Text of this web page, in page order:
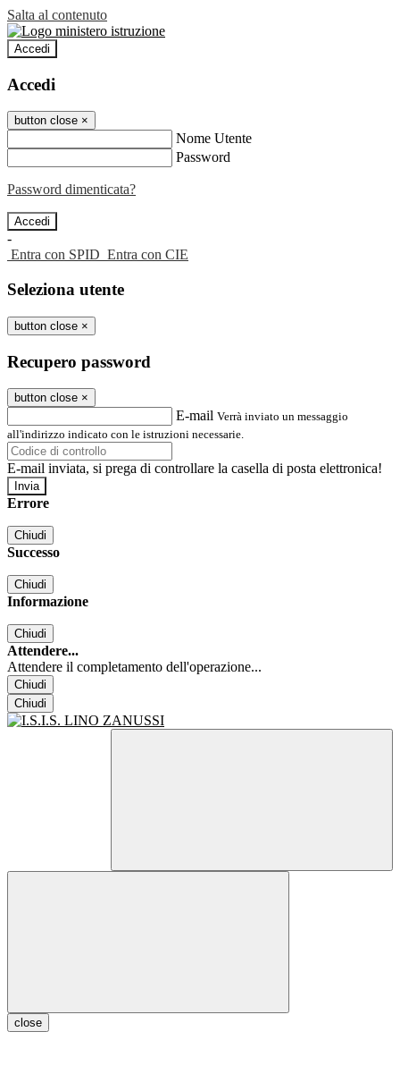
Salta al contenuto
Accedi
Accedi
button close ×
Nome Utente
Password
Password dimenticata?
-
Entra con SPID Entra con CIE
Seleziona utente
button close ×
Recupero password
button close ×
E-mail Verrà inviato un messaggio
all'indirizzo indicato con le istruzioni necessarie.
E-mail inviata, si prega di controllare la casella di posta elettronica!
Errore
Chiudi
Successo
Chiudi
Informazione
Chiudi
Attendere...
Attendere il completamento dell'operazione...
Chiudi
Chiudi
close